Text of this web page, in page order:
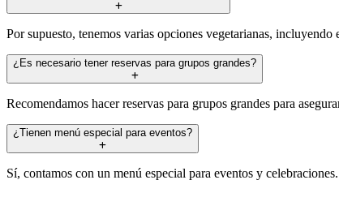
Por supuesto, tenemos varias opciones vegetarianas,
¿Es necesario tener reservas para grupos grandes?
Recomendamos hacer reservas para grupos grandes para
¿Tienen menú especial para eventos?
Sí, contamos con un menú especial para eventos y